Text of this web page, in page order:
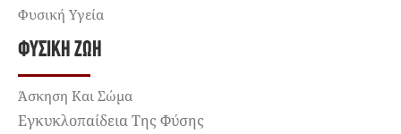
Φυσική Υγεία
ΦΥΣΙΚΉ ΖΩΉ
Άσκηση Και Σώμα
Εγκυκλοπαίδεια Της Φύσης